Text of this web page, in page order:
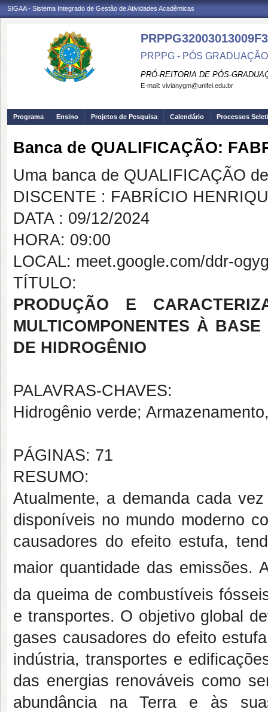
SIGAA - Sistema Integrado de Gestão de Atividades Acadêmicas
PRPPG32003013009F3
PRPPG - PÓS
PRÓ-REITORIA DE PÓS-
E-mail: vivianygm@unifei.edu.br
Programa Ensino Projetos de Pesquisa Calendário Processos
Banca de QUALIFICAÇÃO:
Uma banca de QUALIFICAÇÃO
DISCENTE : FABRÍCIO
DATA : 09/12/2024
HORA: 09:00
LOCAL: meet.google.com/ddr-
TÍTULO:
PRODUÇÃO E
MULTICOMPONENTES À
DE HIDROGÊNIO
PALAVRAS-CHAVES:
Hidrogênio verde;
PÁGINAS: 71
RESUMO:
Atualmente, a demanda cada
disponíveis no mundo moderno
causadores do efeito estufa,
maior quantidade das emissões.
da queima de combustíveis
e transportes. O objetivo global
gases causadores do efeito
indústria, transportes e
das energias renováveis como
abundância na Terra e às